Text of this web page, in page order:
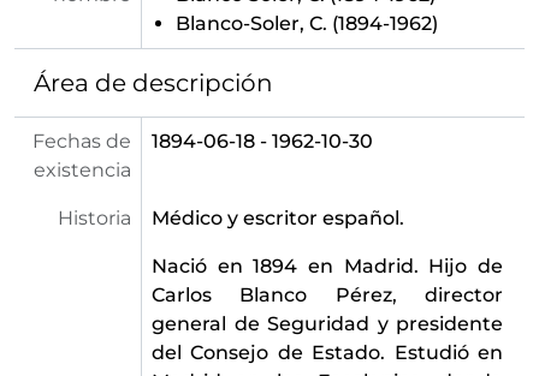
Blanco-Soler, C. (1894-1962)
Área de descripción
Fechas de
existencia
1894-06-18 - 1962-10-30
Historia Médico y escritor español.
Nació en 1894 en Madrid. Hijo de
Carlos Blanco Pérez, director
general de Seguridad y presidente
del Consejo de Estado. Estudió en